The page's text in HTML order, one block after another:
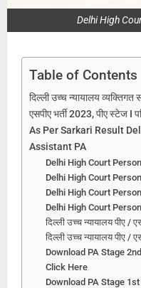
Delhi High
Table of Contents
दिल्ली उच्च न्यायालय व्यक्तिगत
एसपीए भर्ती 2023, पीए स्टेज I
As Per Sarkari Result
Assistant PA
Delhi High Court
Delhi High Court
Delhi High Court
Delhi High Court
दिल्ली उच्च न्यायालय पीए /
दिल्ली उच्च न्यायालय पीए
Download PA Stage
Click Here
Download PA Stage